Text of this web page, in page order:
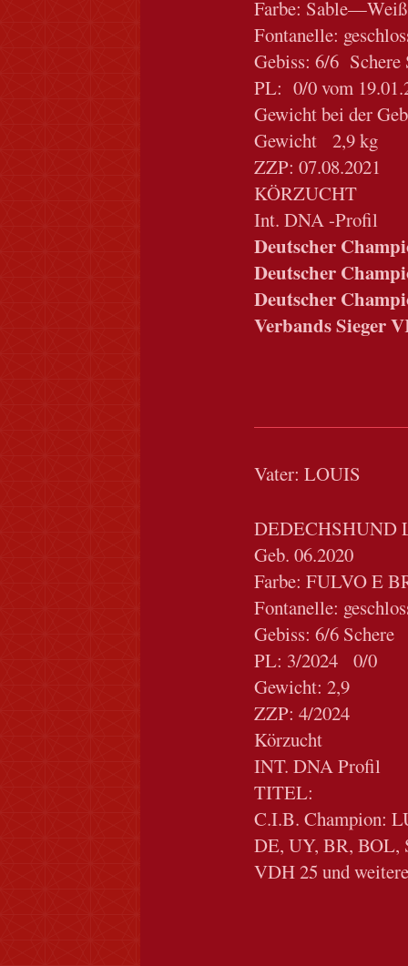
Farbe:
Fontanelle:
Gebiss: 6/6 Schere
PL: 0/0 vom
Gewicht bei der
Gewicht 2,9 kg
ZZP: 07.08.2021
KÖRZUCHT
Int. DNA -Profil
Deutscher
Deutscher
Deutscher
Verbands Sieger
Vater: LOUIS
DEDECHSHUND
Geb. 06.2020
Farbe: FULVO E
Fontanelle:
Gebiss: 6/6 Schere
PL: 3/2024 0/0
Gewicht: 2,9
ZZP: 4/2024
Körzucht
INT. DNA Profil
TITEL:
C.I.B. Champion:
DE, UY, BR, BOL,
VDH 25 und